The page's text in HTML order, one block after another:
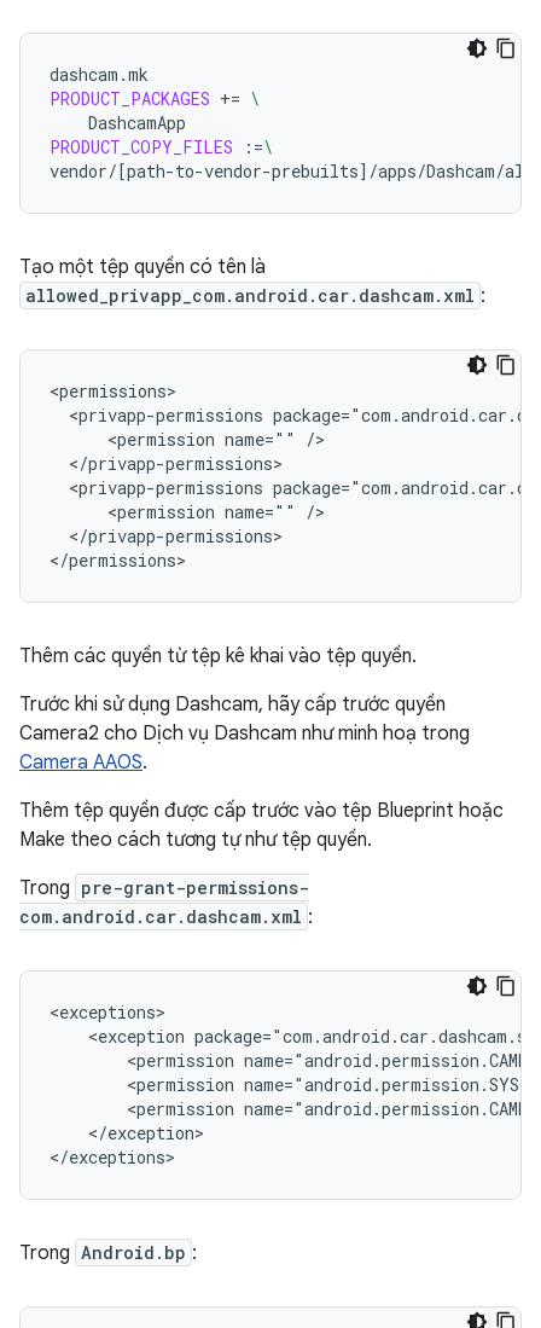
dashcam.mk
PRODUCT_PACKAGES += \
PRODUCT_COPY_FILES
:=\
vendor/[path-to-vendor-prebuilts] /apps/Dashcam/
Tạo một tệp quyền có tên là
allowed_privapp_com.android.car.dashcam.xml :
<privapp-permissions
<permission name=""
<privapp-permissions
<permission name=""
</privapp-permissions>
Thêm các quyền từ tệp kê khai vào tệp quyền.
Trước khi sử dụng Dashcam, hãy cấp trước quyền
Camera2 cho Dịch vụ Dashcam như minh hoạ trong
Camera AAOS.
Thêm tệp quyền được cấp trước vào tệp Blueprint hoặc
Make theo cách tương tự như tệp quyền.
Trong pre-grant-permissions-
com.android.car.dashcam.xml :
<exception
<permission
<permission
<permission
</exception>
Trong Android.bp :